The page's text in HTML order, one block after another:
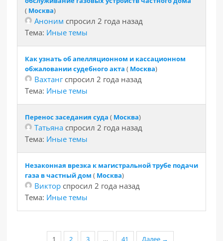
( Москва)
Аноним спросил 2 года назад
Тема: Иные темы
Как узнать об апелляционном и кассационном
обжаловании судебного акта ( Москва)
Вахтангспросил 2 года назад
Тема: Иные темы
Перенос заседания суда ( Москва)
Татьяна спросил 2 года назад
Тема: Иные темы
Незаконная врезка к магистральной трубе подачи
газа в частный дом ( Москва)
Виктор спросил 2 года назад
Тема: Иные темы
1 2 3 … 41 Далее →